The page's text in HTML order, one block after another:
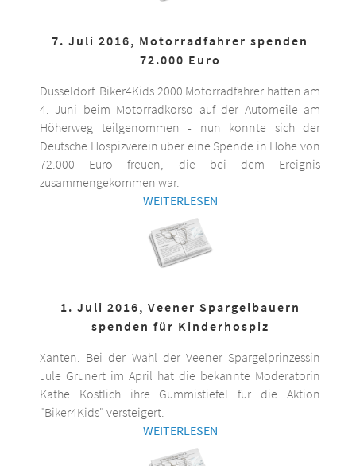
7. Juli 2016, Motorradfahrer spenden
72.000 Euro
Düsseldorf. Biker4Kids 2000 Motorradfahrer hatten am
4. Juni beim Motorradkorso auf der Automeile am
Höherweg teilgenommen - nun konnte sich der
Deutsche Hospizverein über eine Spende in Höhe von
72.000 Euro freuen, die bei dem Ereignis
zusammengekommen war.
WEITERLESEN
1. Juli 2016, Veener Spargelbauern
spenden für Kinderhospiz
Xanten. Bei der Wahl der Veener Spargelprinzessin
Jule Grunert im April hat die bekannte Moderatorin
Käthe Köstlich ihre Gummistiefel für die Aktion
"Biker4Kids" versteigert.
WEITERLESEN